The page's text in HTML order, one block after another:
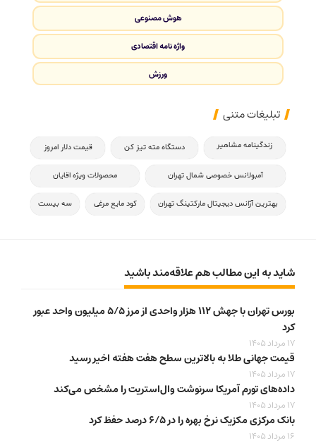
هوش مصنوعی
واژه نامه اقتصادی
ورزش
تبلیغات متنی
زندگینامه مشاهیر دستگاه مته تیز کن قیمت دلار امروز
آمبولانس خصوصی شمال تهران محصولات ویژه اقایان
بهترین آژانس دیجیتال مارکتینگ تهران کود مایع مرغی سه بیست
شاید به این مطالب هم علاقه‌مند باشید
بورس تهران با جهش ۱۱۲ هزار واحدی از مرز ۵/۵ میلیون واحد عبور
کرد
17 مرداد 1405
قیمت جهانی طلا به بالاترین سطح هفت هفته اخیر رسید
17 مرداد 1405
داده‌های تورم آمریکا سرنوشت وال‌استریت را مشخص می‌کند
17 مرداد 1405
بانک مرکزی مکزیک نرخ بهره را در ۶/۵ درصد حفظ کرد
16 مرداد 1405